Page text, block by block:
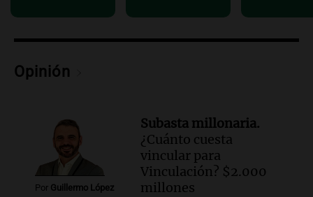
cabra que llevaba ocho días atrapada en
Una mañana para todos
Audio.
Panorama Federal
Episodios
Opinión
Por Guillermo López
Subasta millonaria.
¿Cuánto cuesta
vincular para
Vinculación? $2.000
millones